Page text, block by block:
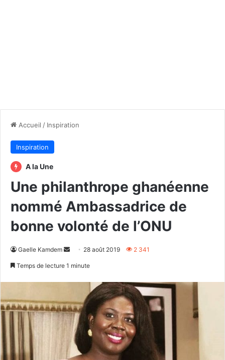
Accueil / Inspiration
Inspiration
A la Une
Une philanthrope ghanéenne
nommé Ambassadrice de
bonne volonté de l’ONU
Gaelle Kamdem
Envoyer28 août 2019 2 341
Temps de lecture 1 minute